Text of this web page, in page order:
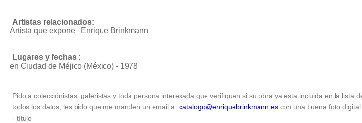
Artistas relacionados:
Artista que expone : Enrique Brinkmann
Lugares y fechas :
en Ciudad de Méjico (México) - 1978
Pido a colecciónistas, galeristas y toda persona interesada que verifiquen si su obra ya esta incluida en la lista
todos los datos, les pido que me manden un email a
catalogo@enriquebrinkmann.es con una buena foto
- título